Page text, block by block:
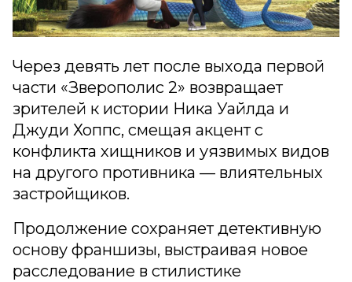
Через девять лет после выхода первой
части «Зверополис 2» возвращает
зрителей к истории Ника Уайлда и
Джуди Хоппс, смещая акцент с
конфликта хищников и уязвимых видов
на другого противника — влиятельных
застройщиков.
Продолжение сохраняет детективную
основу франшизы, выстраивая новое
расследование в стилистике